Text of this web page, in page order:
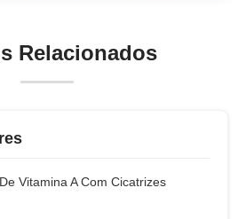
Relacionados
Vitamina A Com Cicatrizes